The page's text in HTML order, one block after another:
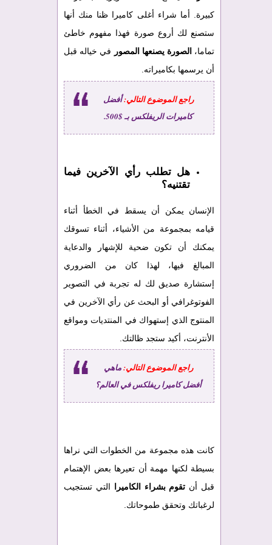
كبيرة. أما شراء أغلى كاميرا ظنا منك أنها
ستصنع لك أروع صورة فهذا مفهوم خاطئ
تماما، الصورة يصنعها المصور
في خياله قبل
أن يرسمها بكاميراته.
راجع الموضوع التالي:أفضل
كاميرات الريفلكس بـ $500.
هل تطلب رأي الآخرين فيما
تقتنيه؟
الإنسان يمكن أن يسقط في الخطأ أثناء
قيامه بمجموعة من الأشياء، أثناء تسوقك
يمكنك أن تكون ضحية للإشهار والدعاية
المبالغ فيها، لهذا كان من الضروري
إستشارة صديق لك له تجربة في التصوير
الفوتوغرافي أو البحث عن رأي الآخرين في
المنتوج الذي إستهواك في المنتديات ومواقع
الأنترنت، أكيد ستجد ظالتك.
راجع الموضوع التالي:ماهي
أفضل كاميرا ريفلكس في العالم؟
كانت هذه مجموعة من الخطوات التي نراها
بسيطة لكنها مهمة أن تعيرها بعض الإهتمام
قبل أن تقوم بشراء الكاميرا
التي تستجيب
لرغباتك وتحقق طموحاتك.